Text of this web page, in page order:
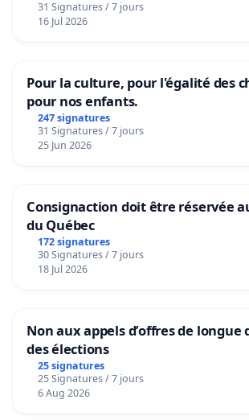
31 Signatures / 7 jours
16 Jul 2026
Pour la culture, pour l'égalité des
pour nos enfants.
247 signatures
31 Signatures / 7 jours
25 Jun 2026
Consignaction doit être réservée
du Québec
172 signatures
30 Signatures / 7 jours
18 Jul 2026
Non aux appels d’offres de longue
des élections
25 signatures
25 Signatures / 7 jours
6 Aug 2026